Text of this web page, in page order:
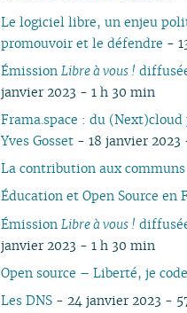
Le logiciel libre, un enjeu
promouvoir et le défendre -
Émission Libre à vous !
janvier 2023 - 1 h 30 min
Frama.space : du
Yves Gosset - 18 janvier
La contribution aux
Éducation et Open Source en
Émission Libre à vous !
janvier 2023 - 1 h 30 min
Open source – Liberté, je
Les DNS - 24 janvier 2023 -